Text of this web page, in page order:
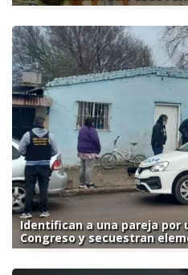
Identifican a una pareja por
Congreso y secuestran